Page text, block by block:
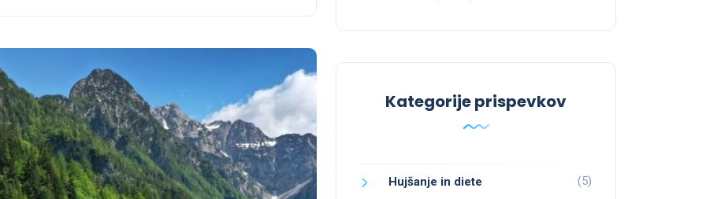
Kategorije prispevkov
Hujšanje in diete (5)